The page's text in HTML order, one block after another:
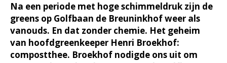
Na een periode met hoge schimmeldruk zijn de
greens op Golfbaan de Breuninkhof weer als
vanouds. En dat zonder chemie. Het geheim
van hoofdgreenkeeper Henri Broekhof:
compostthee. Broekhof nodigde ons uit om